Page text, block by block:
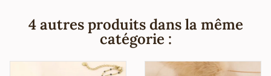
couleur et taille peuvent légèrement varier. Bietjou Paris,
votre fournisseur français pour les professionnels de la
mode et de la beauté, vous annonce que ce collier
est anti-allergique (conformément aux lois françaises et
4 autres produits dans la même
catégorie :